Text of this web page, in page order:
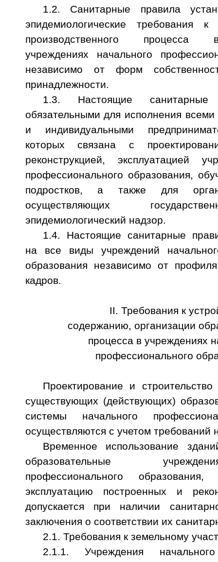
1.2. Санитарные правила
эпидемиологические требования к
производственного процесса
учреждениях начального
независимо от форм
принадлежности.
1.3. Настоящие санитарные
обязательными для исполнения
и индивидуальными
которых связана с
реконструкцией, эксплуатацией
профессионального образования,
подростков, а также для
осуществляющих
эпидемиологический надзор.
1.4. Настоящие санитарные
на все виды учреждений
образования независимо от
кадров.
II. Требования к
содержанию, организации
процесса в учреждениях
профессионального
Проектирование и
существующих (действующих)
системы начального
осуществляются с учетом требований
Временное использование
образовательные
профессионального
эксплуатацию построенных и
допускается при наличии
заключения о соответствии их
2.1. Требования к земельному
2.1.1. Учреждения начального